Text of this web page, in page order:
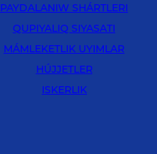
PAYDALANIW SHÁRTLERI
QUPIYALIQ SIYASATI
MÁMLEKETLIK UYIMLAR
HÚJJETLER
ISKERLIK